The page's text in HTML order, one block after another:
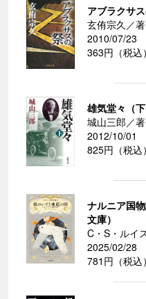
アブラクサ
玄侑宗久／著
2010/07/23
363円（税込）
雄気堂々（
城山三郎／著
2012/10/01
825円（税込）
ナルニア国
文庫）
C・S・ルイ
2025/02/28
781円（税込）